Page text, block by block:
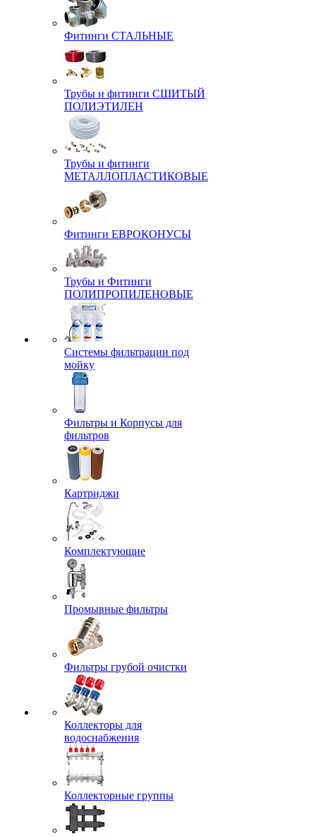
Фитинги СТАЛЬНЫЕ
Трубы и фитинги СШИТЫЙ
ПОЛИЭТИЛЕН
Трубы и фитинги
МЕТАЛЛОПЛАСТИКОВЫЕ
Фитинги ЕВРОКОНУСЫ
Трубы и Фитинги
ПОЛИПРОПИЛЕНОВЫЕ
Системы фильтрации под
мойку
Фильтры и Корпусы для
фильтров
Картриджи
Комплектующие
Промывные фильтры
Фильтры грубой очистки
Коллекторы для
водоснабжения
Коллекторные группы